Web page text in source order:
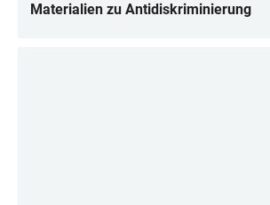
Materialien zu Antidiskriminierung